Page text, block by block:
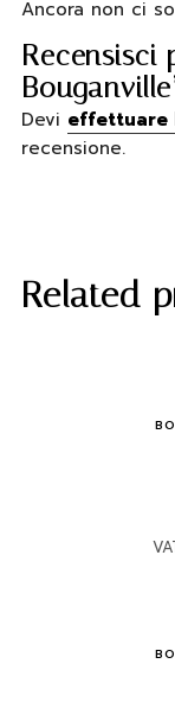
Ancora non ci
Recensisci
Devi effettuare
recensione.
Related